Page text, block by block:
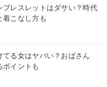
ブレスレットはダサい？時代
着こなし方も
る女はヤバい？おばさん
ポイントも